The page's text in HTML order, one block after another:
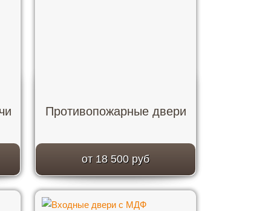
Противопожарные двери
от 18 500 руб